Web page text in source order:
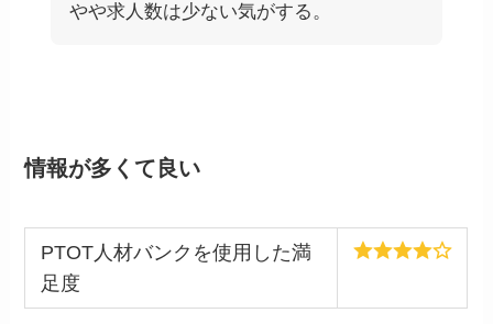
やや求人数は少ない気がする。
情報が多くて良い
PTOT人材バンクを使用した満
足度